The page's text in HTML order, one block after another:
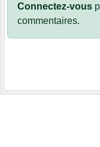
Connectez-vous
commentaires.